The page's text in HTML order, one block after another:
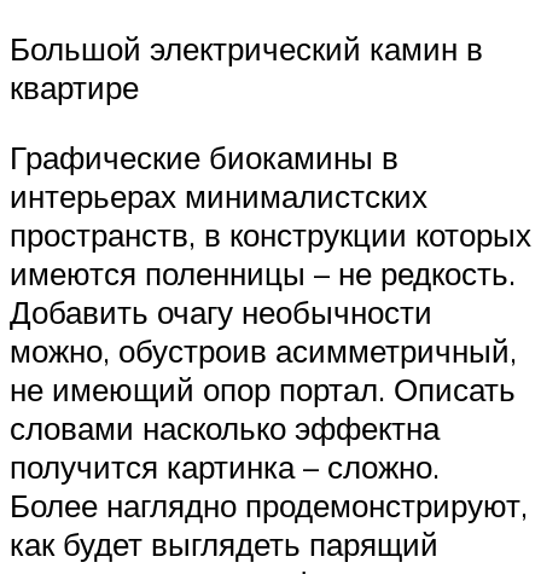
Большой электрический камин в
квартире
Графические биокамины в
интерьерах минималистских
пространств, в конструкции которых
имеются поленницы – не редкость.
Добавить очагу необычности
можно, обустроив асимметричный,
не имеющий опор портал. Описать
словами насколько эффектна
получится картинка – сложно.
Более наглядно продемонстрируют,
как будет выглядеть парящий